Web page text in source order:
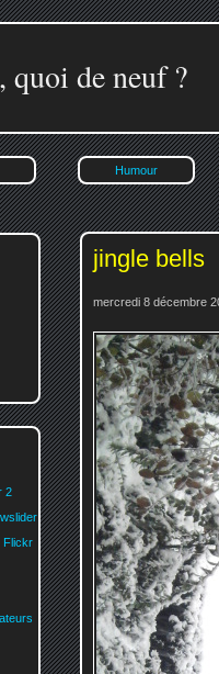
quoi de neuf ?
Humour
jingle bells
mercredi 8 décembre
2
Flickr